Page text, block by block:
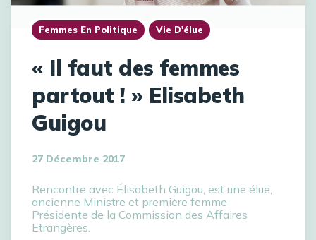
Femmes En Politique Vie D'élue
« Il faut des femmes
partout ! » Elisabeth
Guigou
27 Décembre 2017
Rencontre avec Élisabeth Guigou, est une élue,
ancienne Ministre et première femme
Présidente de la Commission des Affaires
Etrangères.